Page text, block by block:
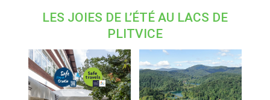
LES JOIES DE L’ÉTÉ AU LACS DE
PLITVICE